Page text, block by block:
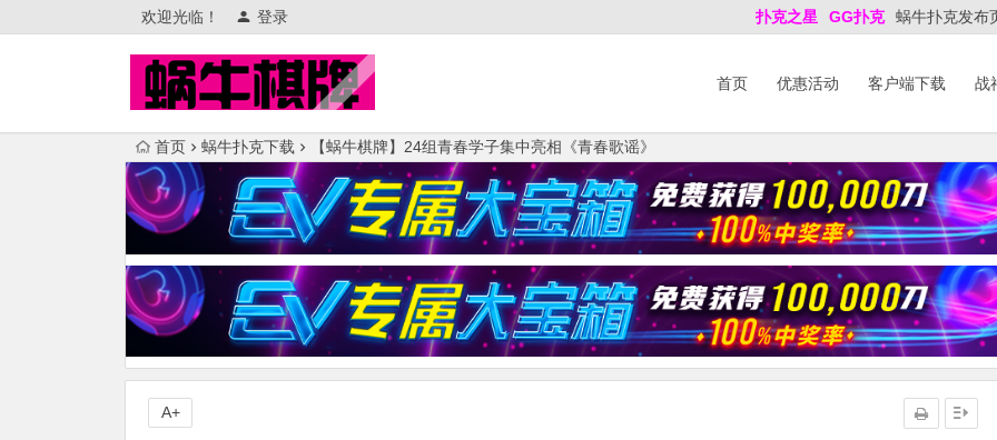
欢迎光临！ 登录 扑克之星 GG扑克 蜗牛扑克发布
首页 优惠活动 客户端下载 战
首页 蜗牛扑克下载 【蜗牛棋牌】24组青春学子集中亮相《青春歌谣》
A+